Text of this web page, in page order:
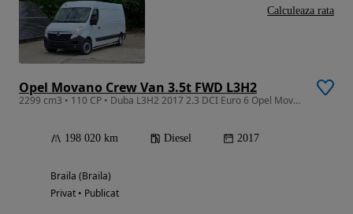
Opel Movano Crew Van 3.5t FWD L3H2
2299 cm3 • 110 CP • Duba L3H2 2017 2.3 DCI Euro 6 Opel Movano/Renault Master
198 020 km Diesel 2017
Braila (Braila)
Privat • Publicat
Calculeaza rata